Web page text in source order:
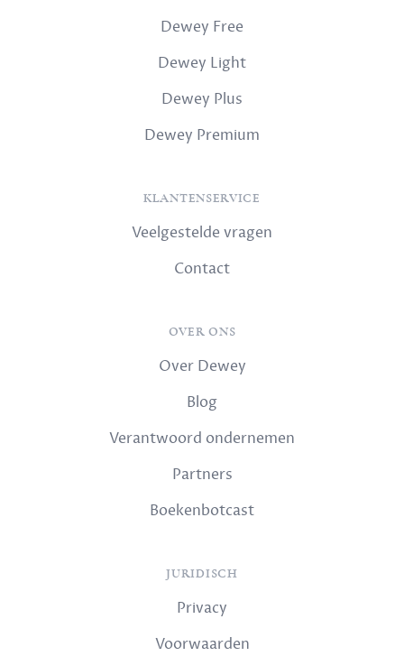
Dewey Free
Dewey Light
Dewey Plus
Dewey Premium
KLANTENSERVICE
Veelgestelde vragen
Contact
OVER ONS
Over Dewey
Blog
Verantwoord ondernemen
Partners
Boekenbotcast
JURIDISCH
Privacy
Voorwaarden